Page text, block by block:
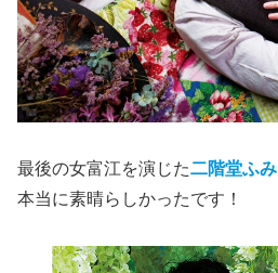
最後の女富江を演じた二階堂ふみ
本当に素晴らしかったです！